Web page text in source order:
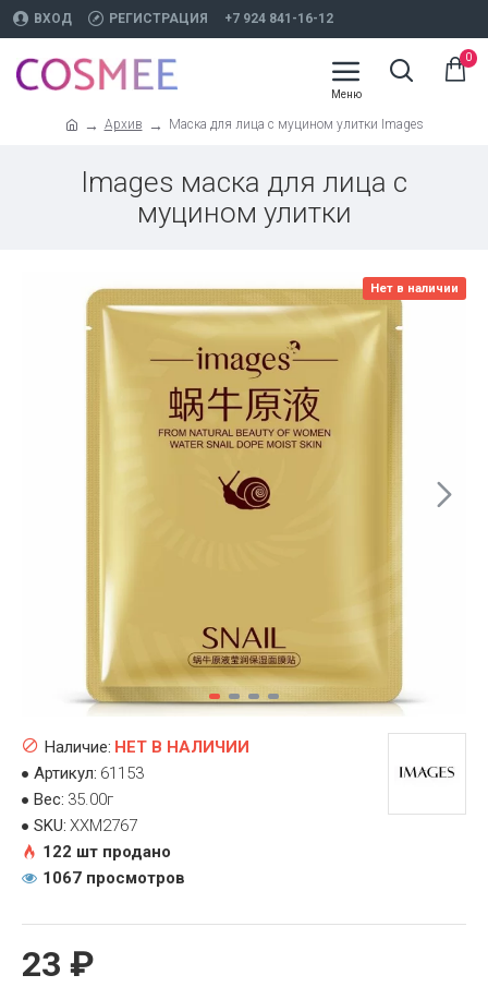
ВХОД РЕГИСТРАЦИЯ +7 924 841-16-12
0
Архив Маска для лица с муцином улитки Images
Images маска для лица с
муцином улитки
Нет в наличии
23 ₽
Наличие: НЕТ В НАЛИЧИИ
Артикул: 61153
Вес: 35.00г
SKU: XXM2767
122 шт продано
1067 просмотров